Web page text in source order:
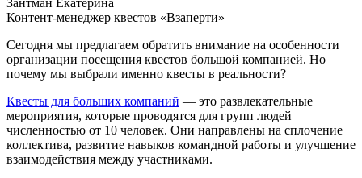
Контент-менеджер квестов «Взаперти»
Сегодня мы предлагаем обратить внимание на особенности
организации посещения квестов большой компанией. Но
почему мы выбрали именно квесты в реальности?
Квесты для больших компаний — это развлекательные
мероприятия, которые проводятся для групп людей
численностью от 10 человек. Они направлены на сплочение
коллектива, развитие навыков командной работы и улучшение
взаимодействия между участниками.